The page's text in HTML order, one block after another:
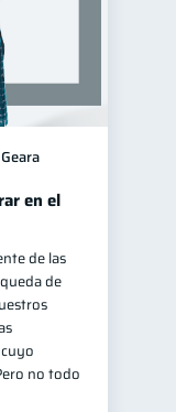
en el
de las
de
no todo